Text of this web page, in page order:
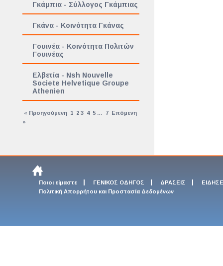
Γκάμπια - Σύλλογος Γκάμπιας
Γκάνα - Κοινότητα Γκάνας
Γουινέα - Κοινότητα Πολιτών
Γουινέας
Ελβετία - Nsh Nouvelle
Societe Helvetique Groupe
Athenien
« Προηγούμενη 1 2 3 4 5 7
Επόμενη
»
Ποιοι είμαστε ΓΕΝΙΚΟΣ ΟΔΗΓΟΣ ΔΡΑΣΕΙΣ
Πολιτική Απορρήτου και Προστασία Δεδομένων